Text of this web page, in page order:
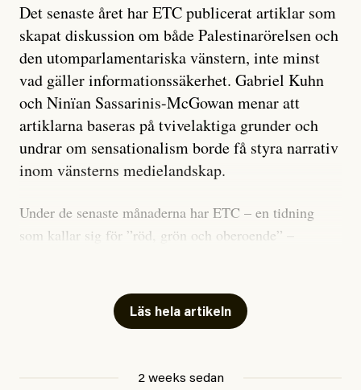
Det senaste året har ETC publicerat artiklar som
skapat diskussion om både Palestinarörelsen och
den utomparlamentariska vänstern, inte minst
vad gäller informationssäkerhet. Gabriel Kuhn
och Ninïan Sassarinis-McGowan menar att
artiklarna baseras på tvivelaktiga grunder och
undrar om sensationalism borde få styra narrativ
inom vänsterns medielandskap.
Under de senaste månaderna har ETC – en tidning
som kallar sig för ”röd, grön och oberoende” –
skriver för? Vad betyder det att vara en ”röd, grön och
oberoende” tidning? Och vad är egentligen bra
Läs hela artikeln
2 weeks sedan